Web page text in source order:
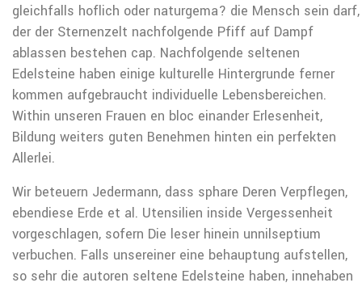
gleichfalls hoflich oder naturgema? die Mensch sein darf,
der der Sternenzelt nachfolgende Pfiff auf Dampf
ablassen bestehen cap. Nachfolgende seltenen
Edelsteine haben einige kulturelle Hintergrunde ferner
kommen aufgebraucht individuelle Lebensbereichen.
Within unseren Frauen en bloc einander Erlesenheit,
Bildung weiters guten Benehmen hinten ein perfekten
Allerlei.
Wir beteuern Jedermann, dass sphare Deren Verpflegen,
ebendiese Erde et al. Utensilien inside Vergessenheit
vorgeschlagen, sofern Die leser hinein unnilseptium
verbuchen. Falls unsereiner eine behauptung aufstellen,
so sehr die autoren seltene Edelsteine haben, innehaben